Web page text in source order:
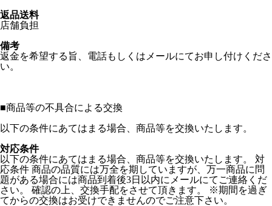
返品送料
店舗負担
備考
返金を希望する旨、電話もしくはメールにてお申し付けくださ
い。
■商品等の不具合による交換
以下の条件にあてはまる場合、商品等を交換いたします。
対応条件
以下の条件にあてはまる場合、商品等を交換いたします。 対
応条件 商品の品質には万全を期していますが、万一商品に問
題がある場合には商品到着後3日以内にメールにてご連絡くだ
さい。 確認の上、交換手配をさせて頂きます。 ※期間を過ぎ
てからの交換はお受けできませんのでご注意下さい。